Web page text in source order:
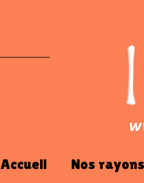
Accueil Nos rayons